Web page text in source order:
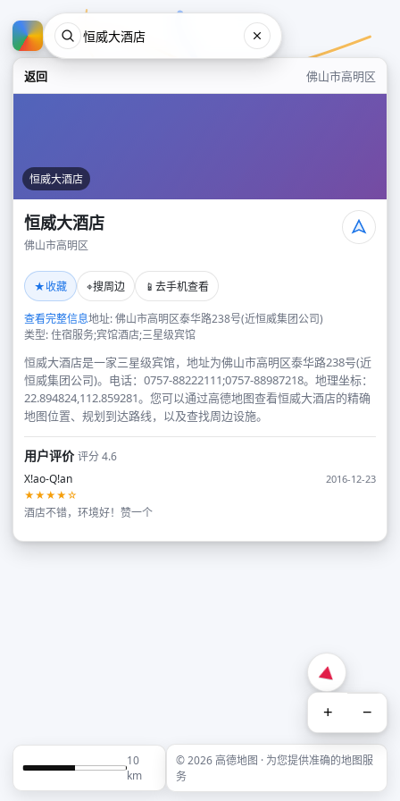
返回 佛山市高明区
恒威大酒店
恒威大酒店
佛山市高明区
★收藏 ⌖搜周边 📱 去手机查看
查看完整信息地址: 佛山市高明区泰华路238号(近恒威集团公司)
类型: 住宿服务;宾馆酒店;三星级宾馆
恒威大酒店是一家三星级宾馆，地址为佛山市高明区泰华路238号(近
恒威集团公司)。电话：0757-88222111;0757-88987218。地理坐标：
22.894824,112.859281。您可以通过高德地图查看恒威大酒店的精确
地图位置、规划到达路线，以及查找周边设施。
用户评价评分 4.6
X!ao-Q!an
2016-12-23
★★★★☆
酒店不错，环境好！赞一个
+ −
10
km
© 2026 高德地图 · 为您提供准确的地图服
务